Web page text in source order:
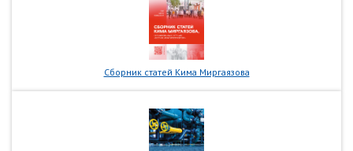
Сборник статей Кима Миргаязова